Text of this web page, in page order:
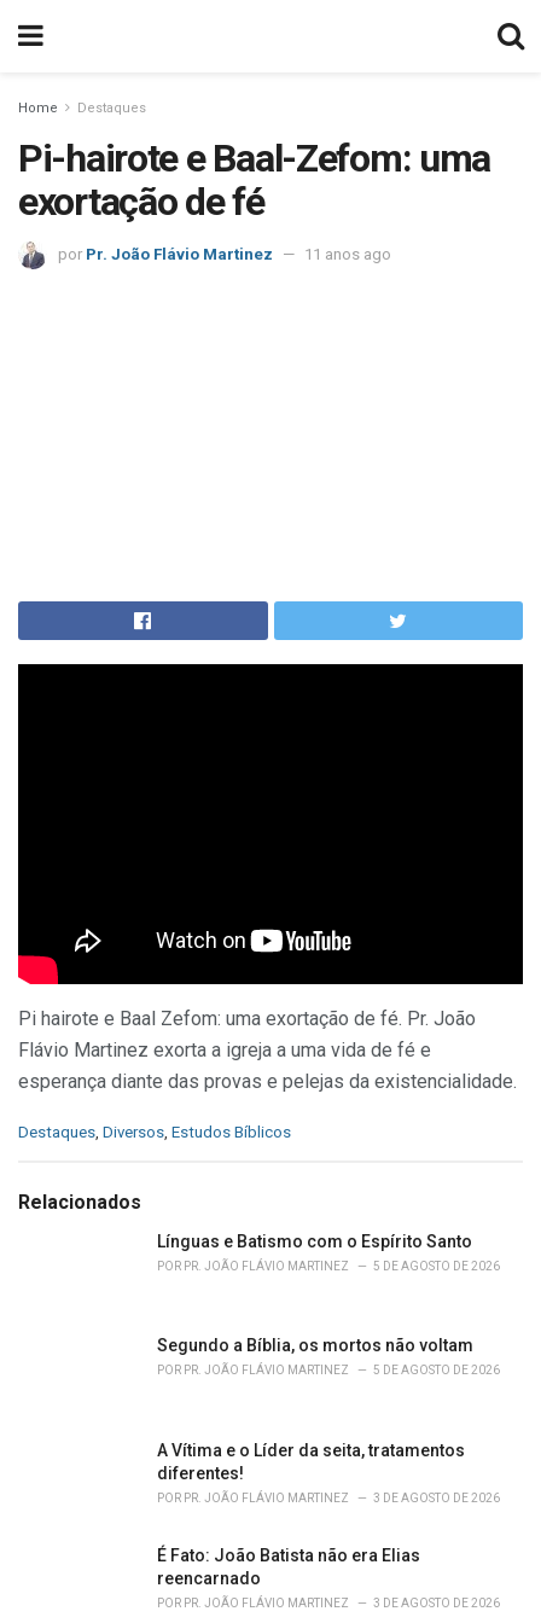
Home Destaques
Pi-hairote e Baal-Zefom: uma
exortação de fé
por Pr. João Flávio Martinez 11 anos ago
Pi hairote e Baal Zefom: uma exortação de fé. Pr. João
Flávio Martinez exorta a igreja a uma vida de fé e
esperança diante das provas e pelejas da existencialidade.
C
e
Destaques, Diversos, Estudos Bíblicos
Relacionados
Línguas e Batismo com o Espírito Santo
POR PR. JOÃO FLÁVIO MARTINEZ 5 DE AGOSTO DE 2026
Segundo a Bíblia, os mortos não voltam
POR PR. JOÃO FLÁVIO MARTINEZ 5 DE AGOSTO DE 2026
A Vítima e o Líder da seita, tratamentos
diferentes!
POR PR. JOÃO FLÁVIO MARTINEZ 3 DE AGOSTO DE 2026
É Fato: João Batista não era Elias
reencarnado
POR PR. JOÃO FLÁVIO MARTINEZ 3 DE AGOSTO DE 2026